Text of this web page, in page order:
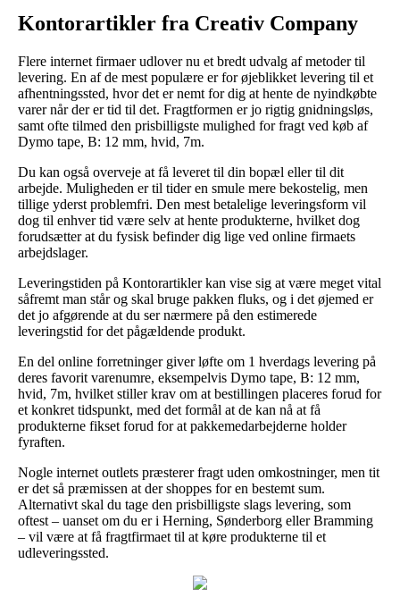
Kontorartikler fra Creativ Company
Flere internet firmaer udlover nu et bredt udvalg af metoder til
levering. En af de mest populære er for øjeblikket levering til et
afhentningssted, hvor det er nemt for dig at hente de nyindkøbte
varer når der er tid til det. Fragtformen er jo rigtig gnidningsløs,
samt ofte tilmed den prisbilligste mulighed for fragt ved køb af
Dymo tape, B: 12 mm, hvid, 7m.
Du kan også overveje at få leveret til din bopæl eller til dit
arbejde. Muligheden er til tider en smule mere bekostelig, men
tillige yderst problemfri. Den mest betalelige leveringsform vil
dog til enhver tid være selv at hente produkterne, hvilket dog
forudsætter at du fysisk befinder dig lige ved online firmaets
arbejdslager.
Leveringstiden på Kontorartikler kan vise sig at være meget vital
såfremt man står og skal bruge pakken fluks, og i det øjemed er
det jo afgørende at du ser nærmere på den estimerede
leveringstid for det pågældende produkt.
En del online forretninger giver løfte om 1 hverdags levering på
deres favorit varenumre, eksempelvis Dymo tape, B: 12 mm,
hvid, 7m, hvilket stiller krav om at bestillingen placeres forud for
et konkret tidspunkt, med det formål at de kan nå at få
produkterne fikset forud for at pakkemedarbejderne holder
fyraften.
Nogle internet outlets præsterer fragt uden omkostninger, men tit
er det så præmissen at der shoppes for en bestemt sum.
Alternativt skal du tage den prisbilligste slags levering, som
oftest – uanset om du er i Herning, Sønderborg eller Bramming
– vil være at få fragtfirmaet til at køre produkterne til et
udleveringssted.